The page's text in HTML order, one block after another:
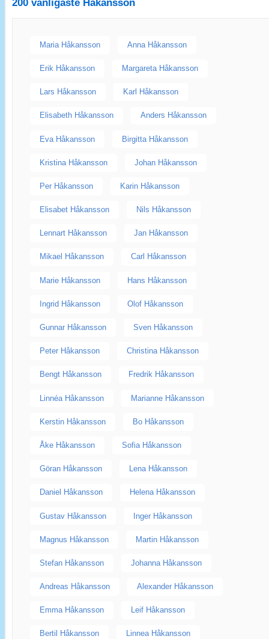
200 vanligaste Håkansson
Maria Håkansson Anna Håkansson
Erik Håkansson Margareta Håkansson
Lars Håkansson Karl Håkansson
Elisabeth Håkansson Anders Håkansson
Eva Håkansson Birgitta Håkansson
Kristina Håkansson Johan Håkansson
Per Håkansson Karin Håkansson
Elisabet Håkansson Nils Håkansson
Lennart Håkansson Jan Håkansson
Mikael Håkansson Carl Håkansson
Marie Håkansson Hans Håkansson
Ingrid Håkansson Olof Håkansson
Gunnar Håkansson Sven Håkansson
Peter Håkansson Christina Håkansson
Bengt Håkansson Fredrik Håkansson
Linnéa Håkansson Marianne Håkansson
Kerstin Håkansson Bo Håkansson
Åke Håkansson Sofia Håkansson
Göran Håkansson Lena Håkansson
Daniel Håkansson Helena Håkansson
Gustav Håkansson Inger Håkansson
Magnus Håkansson Martin Håkansson
Stefan Håkansson Johanna Håkansson
Andreas Håkansson Alexander Håkansson
Emma Håkansson Leif Håkansson
Bertil Håkansson Linnea Håkansson